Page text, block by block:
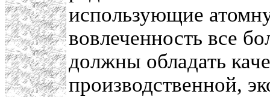
использующие
вовлеченность все
должны обладать
производственной,